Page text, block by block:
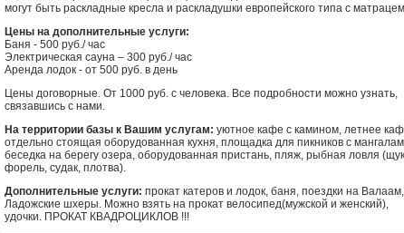
могут быть раскладные кресла и раскладушки европейского типа с
Цены на дополнительные услуги:
Баня - 500 руб./ час
Электрическая сауна – 300 руб./ час
Аренда лодок - от 500 руб. в день
Цены договорные. От 1000 руб. с человека. Все подробности можно узнать,
связавшись с нами.
На территории базы к Вашим услугам: уютное кафе с камином, летнее
отдельно стоящая оборудованная кухня, площадка для пикников с
беседка на берегу озера, оборудованная пристань, пляж, рыбная ловля
форель, судак, плотва).
Дополнительные услуги: прокат катеров и лодок, баня, поездки на Валаам,
Ладожские шхеры. Можно взять на прокат велосипед(мужской и женский),
удочки. ПРОКАТ КВАДРОЦИКЛОВ !!!